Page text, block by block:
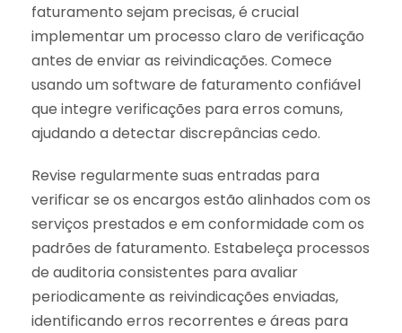
faturamento sejam precisas, é crucial
implementar um processo claro de verificação
antes de enviar as reivindicações. Comece
usando um software de faturamento confiável
que integre verificações para erros comuns,
ajudando a detectar discrepâncias cedo.
Revise regularmente suas entradas para
verificar se os encargos estão alinhados com os
serviços prestados e em conformidade com os
padrões de faturamento. Estabeleça processos
de auditoria consistentes para avaliar
periodicamente as reivindicações enviadas,
identificando erros recorrentes e áreas para